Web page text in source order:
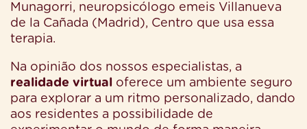
Munagorri, neuropsicólogo emeis Villanueva
de la Cañada (Madrid), Centro que usa essa
terapia.
Na opinião dos nossos especialistas, a
realidade virtual oferece um ambiente seguro
para explorar a um ritmo personalizado, dando
aos residentes a possibilidade de